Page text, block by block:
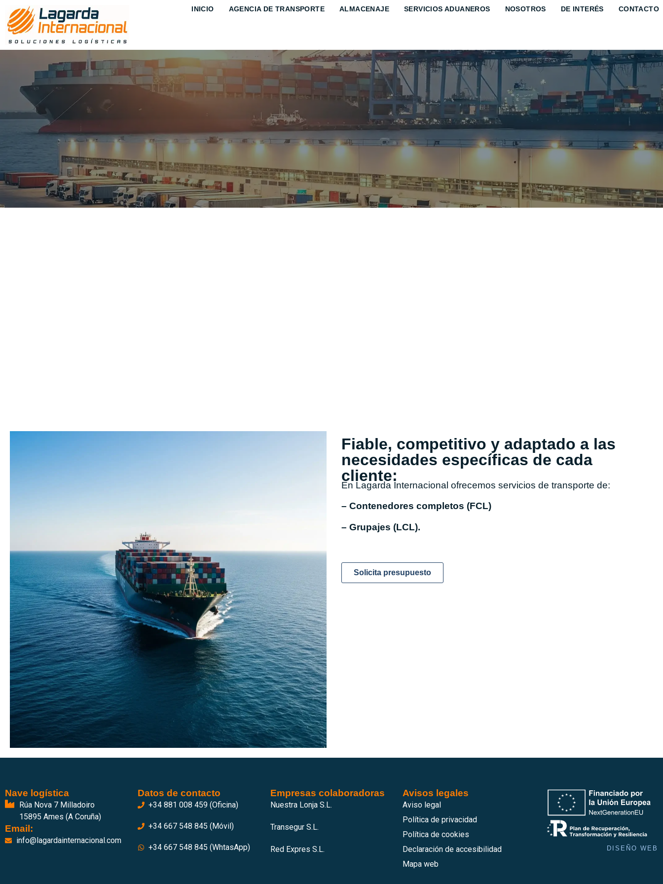
contenido INICIO AGENCIA DE TRANSPORTE ALMACENAJE SERVICIOS ADUANEROS NOSOTROS DE INTERÉS CONTACTO
Fiable, competitivo y adaptado a las
necesidades específicas de cada
cliente:
En Lagarda Internacional ofrecemos servicios de transporte de:
– Contenedores completos (FCL)
– Grupajes (LCL).
Solicita presupuesto
Nave logística
Rúa Nova 7 Milladoiro
15895 Ames (A Coruña)
Email:
info@lagardainternacional.com
Datos de contacto
+34 881 008 459 (Oficina)
+34 667 548 845 (Móvil)
+34 667 548 845 (WhtasApp)
Empresas colaboradoras
Nuestra Lonja S.L.
Transegur S.L.
Red Expres S.L.
Avisos legales
Aviso legal
Política de privacidad
Política de cookies
Declaración de accesibilidad
Mapa web
DISEÑO WEB